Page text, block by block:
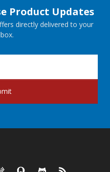
Product Updates
directly delivered to your